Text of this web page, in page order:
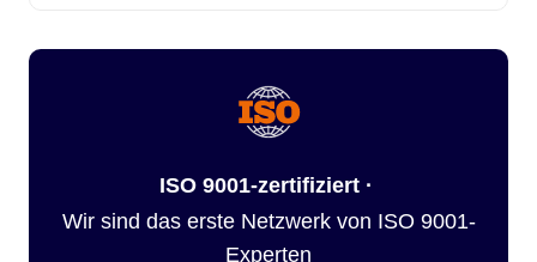
ISO 9001-zertifiziert ·
Wir sind das erste Netzwerk von ISO 9001-
Experten